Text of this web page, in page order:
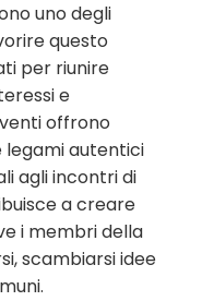
uno degli
questo
per riunire
e
offrono
legami autentici
agli incontri di
a creare
i membri della
scambiarsi idee